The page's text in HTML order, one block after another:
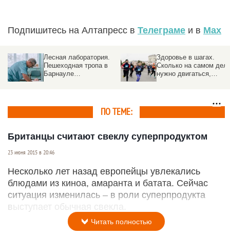
Подпишитесь на Алтапресс в Телеграме и в Max
Лесная лаборатория.
Пешеходная тропа в
Барнауле
Здоровье в шагах.
Сколько на самом
нужно двигаться,
ПО ТЕМЕ:
Британцы считают свеклу суперпродуктом
23 июня 2015 в 20:46
Несколько лет назад европейцы увлекались
блюдами из киноа, амаранта и батата. Сейчас
ситуация изменилась – в роли суперпродукта
выступает обычная свекла.
Читать полностью